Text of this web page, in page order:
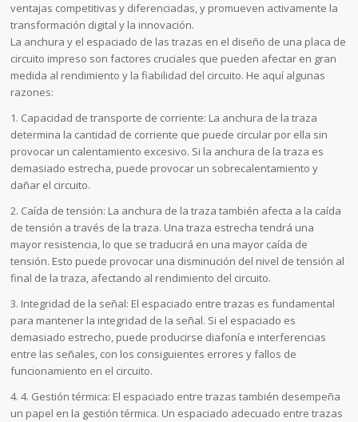
ventajas competitivas y diferenciadas, y promueven activamente la
transformación digital y la innovación.
La anchura y el espaciado de las trazas en el diseño de una placa de
circuito impreso son factores cruciales que pueden afectar en gran
medida al rendimiento y la fiabilidad del circuito. He aquí algunas
razones:
1. Capacidad de transporte de corriente: La anchura de la traza
determina la cantidad de corriente que puede circular por ella sin
provocar un calentamiento excesivo. Si la anchura de la traza es
demasiado estrecha, puede provocar un sobrecalentamiento y
dañar el circuito.
2. Caída de tensión: La anchura de la traza también afecta a la caída
de tensión a través de la traza. Una traza estrecha tendrá una
mayor resistencia, lo que se traducirá en una mayor caída de
tensión. Esto puede provocar una disminución del nivel de tensión al
final de la traza, afectando al rendimiento del circuito.
3. Integridad de la señal: El espaciado entre trazas es fundamental
para mantener la integridad de la señal. Si el espaciado es
demasiado estrecho, puede producirse diafonía e interferencias
entre las señales, con los consiguientes errores y fallos de
funcionamiento en el circuito.
4. 4. Gestión térmica: El espaciado entre trazas también desempeña
un papel en la gestión térmica. Un espaciado adecuado entre trazas